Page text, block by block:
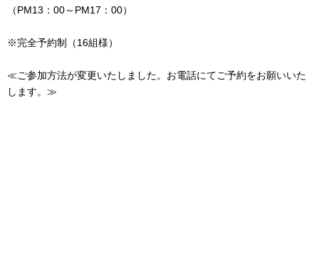
（PM13：00～PM17：00）
※完全予約制（16組様）
≪ご参加方法が変更いたしました。お電話にてご予約をお願いいた
します。≫